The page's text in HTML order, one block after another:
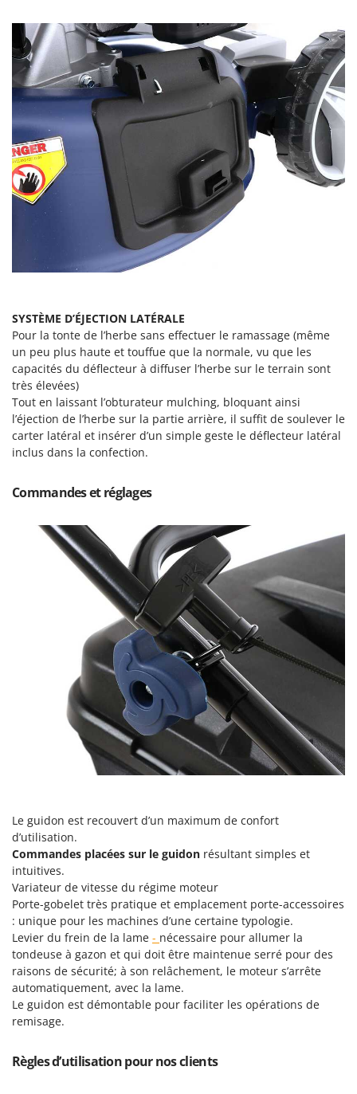
SYSTÈME D’ÉJECTION LATÉRALE
Pour la tonte de l’herbe sans effectuer le ramassage (même
un peu plus haute et touffue que la normale, vu que les
capacités du déflecteur à diffuser l’herbe sur le terrain sont
très élevées)
Tout en laissant l’obturateur mulching, bloquant ainsi
l’éjection de l’herbe sur la partie arrière, il suffit de soulever le
carter latéral et insérer d’un simple geste le déflecteur latéral
inclus dans la confection.
Commandes et réglages
Le guidon est recouvert d’un maximum de confort
d’utilisation.
Commandes placées sur le guidon résultant simples et
intuitives.
Variateur de vitesse du régime moteur
Porte-gobelet très pratique et emplacement porte-accessoires
: unique pour les machines d’une certaine typologie.
Levier du frein de la lame - nécessaire pour allumer la
tondeuse à gazon et qui doit être maintenue serré pour des
raisons de sécurité; à son relâchement, le moteur s’arrête
automatiquement, avec la lame.
Le guidon est démontable pour faciliter les opérations de
remisage.
Règles d’utilisation pour nos clients